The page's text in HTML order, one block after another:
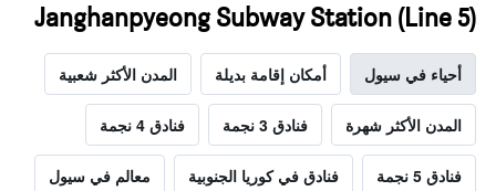
Janghanpyeong Subway Station (Line 5)
أحياء في سيول أمكان إقامة بديلة المدن الأكثر شعبية
المدن الأكثر شهرة فنادق 3 نجمة فنادق 4 نجمة
فنادق 5 نجمة فنادق في كوريا الجنوبية معالم في سيول